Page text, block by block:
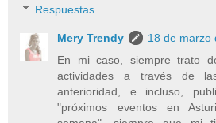
Respuestas
Mery Trendy
18 de marzo
En mi caso, siempre trato
actividades a través de
anterioridad, e incluso,
"próximos eventos en